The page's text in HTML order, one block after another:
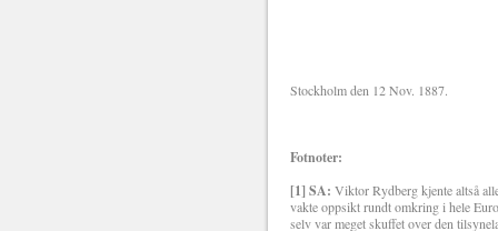
Stockholm den 12 Nov. 1887.
Fotnoter:
[1] SA: Viktor Rydberg kjente altså
vakte oppsikt rundt omkring i hele
selv var meget skuffet over den